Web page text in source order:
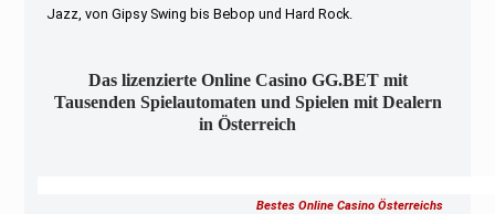
Jazz, von Gipsy Swing bis Bebop und Hard Rock.
Das lizenzierte Online Casino GG.BET mit
Tausenden Spielautomaten und Spielen mit Dealern
in Österreich
Bestes Online Casino Österreichs